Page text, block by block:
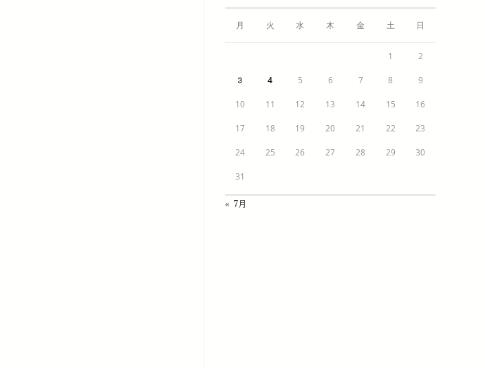
月 火 水 木 金 土 日
1 2
3 4 5 6 7 8 9
10 11 12 13 14 15 16
17 18 19 20 21 22 23
24 25 26 27 28 29 30
31
« 7月